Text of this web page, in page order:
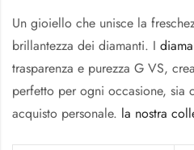
Un gioiello che unisce la
brillantezza dei diamanti. I
trasparenza e purezza G VS,
perfetto per ogni occasione, sia
acquisto personale. la nostra